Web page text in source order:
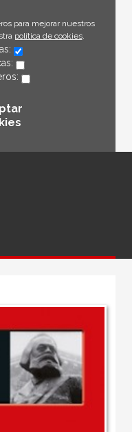
para mejorar nuestros
política de cookies.